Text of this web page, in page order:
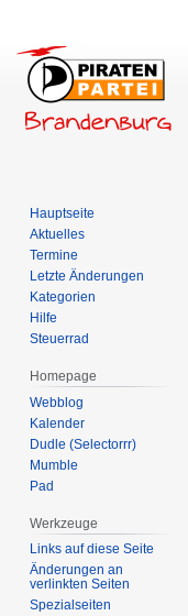
Hauptseite
Aktuelles
Termine
Letzte Änderungen
Kategorien
Hilfe
Steuerrad
Homepage
Webblog
Kalender
Dudle (Selectorrr)
Mumble
Pad
Werkzeuge
Links auf diese Seite
Änderungen an
verlinkten Seiten
Spezialseiten